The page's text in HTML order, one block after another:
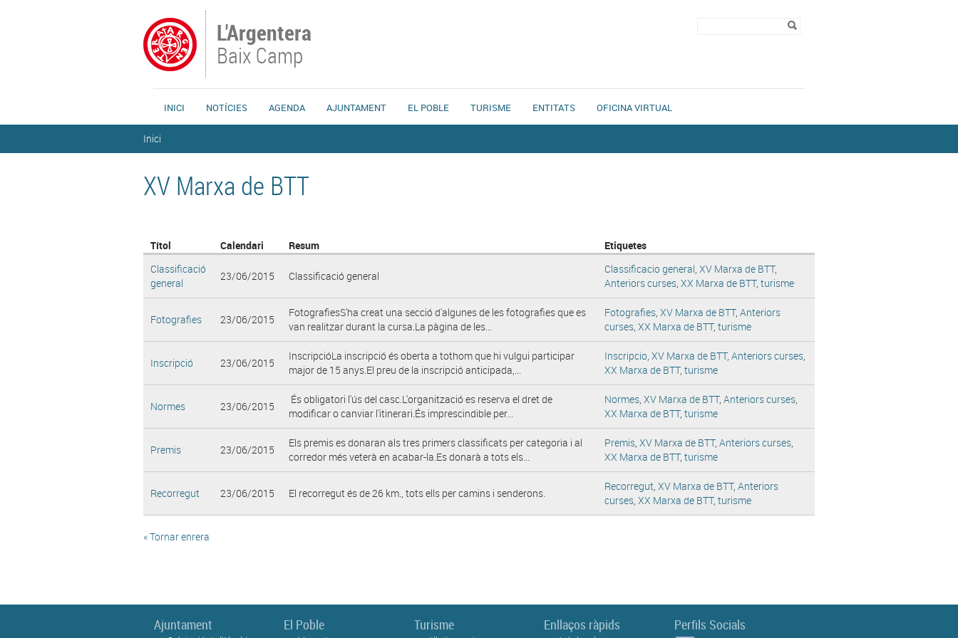
L'Argentera
Baix Camp
INICI NOTÍCIES AGENDA AJUNTAMENT EL POBLE TURISME ENTITATS OFICINA VIRTUAL
Inici
XV Marxa de BTT
Títol Calendari Resum
Etiquetes
Classificació
general
23/06/2015 Classificació general
Classificacio general, XV Marxa de BTT,
Anteriors curses, XX Marxa de BTT, turisme
Fotografies 23/06/2015
FotografiesS'ha creat una secció d'algunes de les fotografies que es
van realitzar durant la cursa.La pàgina de les...
Fotografies, XV Marxa de BTT, Anteriors
curses, XX Marxa de BTT, turisme
Inscripció 23/06/2015
InscripcióLa inscripció és oberta a tothom que hi vulgui participar
major de 15 anys.El preu de la inscripció anticipada,...
Inscripcio, XV Marxa de BTT, Anteriors curses,
XX Marxa de BTT, turisme
Normes 23/06/2015
És obligatori l'ús del casc.L'organització es reserva el dret de
modificar o canviar l'itinerari.És imprescindible per...
Normes, XV Marxa de BTT, Anteriors curses,
XX Marxa de BTT, turisme
Premis 23/06/2015
Els premis es donaran als tres primers classificats per categoria i al
corredor més veterà en acabar-la.Es donarà a tots els...
Premis, XV Marxa de BTT, Anteriors curses,
XX Marxa de BTT, turisme
Recorregut 23/06/2015 El recorregut és de 26 km., tots ells per camins i senderons.
Recorregut, XV Marxa de BTT, Anteriors
curses, XX Marxa de BTT, turisme
« Tornar enrera
Ajuntament El Poble Turisme Enllaços ràpids Perfils Socials